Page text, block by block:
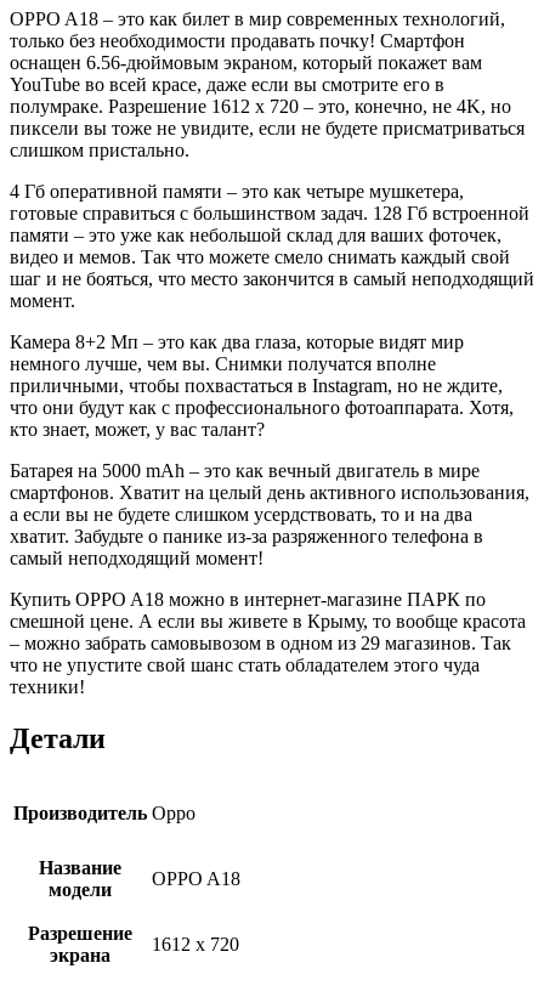
OPPO A18 – это как билет в мир современных технологий,
только без необходимости продавать почку! Смартфон
оснащен 6.56-дюймовым экраном, который покажет вам
YouTube во всей красе, даже если вы смотрите его в
полумраке. Разрешение 1612 x 720 – это, конечно, не 4K, но
пиксели вы тоже не увидите, если не будете присматриваться
слишком пристально.
4 Гб оперативной памяти – это как четыре мушкетера,
готовые справиться с большинством задач. 128 Гб встроенной
памяти – это уже как небольшой склад для ваших фоточек,
видео и мемов. Так что можете смело снимать каждый свой
шаг и не бояться, что место закончится в самый неподходящий
момент.
Камера 8+2 Мп – это как два глаза, которые видят мир
немного лучше, чем вы. Снимки получатся вполне
приличными, чтобы похвастаться в Instagram, но не ждите,
что они будут как с профессионального фотоаппарата. Хотя,
кто знает, может, у вас талант?
Батарея на 5000 mAh – это как вечный двигатель в мире
смартфонов. Хватит на целый день активного использования,
а если вы не будете слишком усердствовать, то и на два
хватит. Забудьте о панике из-за разряженного телефона в
самый неподходящий момент!
Купить OPPO A18 можно в интернет-магазине ПАРК по
смешной цене. А если вы живете в Крыму, то вообще красота
– можно забрать самовывозом в одном из 29 магазинов. Так
что не упустите свой шанс стать обладателем этого чуда
техники!
Детали
Производитель Oppo
Название
модели
OPPO A18
Разрешение
экрана
1612 x 720